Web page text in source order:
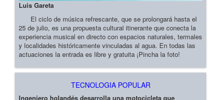
Luis Gareta
El ciclo de música refrescante, que se prolongará hasta el
25 de julio, es una propuesta cultural itinerante que conecta la
experiencia musical en directo con espacios naturales, termales
y localidades históricamente vinculadas al agua. En todas las
actuaciones la entrada es libre y gratuita ¡Pincha la foto!
TECNOLOGIA POPULAR
Ingeniero holandés desarrolla una motocicleta que